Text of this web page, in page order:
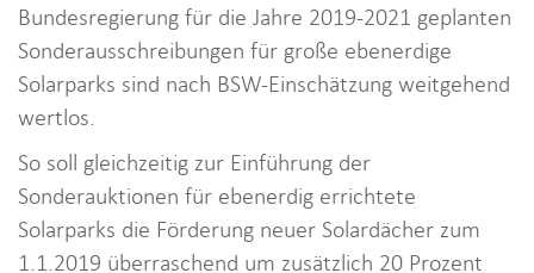
Bundesregierung für die Jahre 2019-2021 geplanten
Sonderausschreibungen für große ebenerdige
Solarparks sind nach BSW-Einschätzung weitgehend
wertlos.
So soll gleichzeitig zur Einführung der
Sonderauktionen für ebenerdig errichtete
Solarparks die Förderung neuer Solardächer zum
1.1.2019 überraschend um zusätzlich 20 Prozent